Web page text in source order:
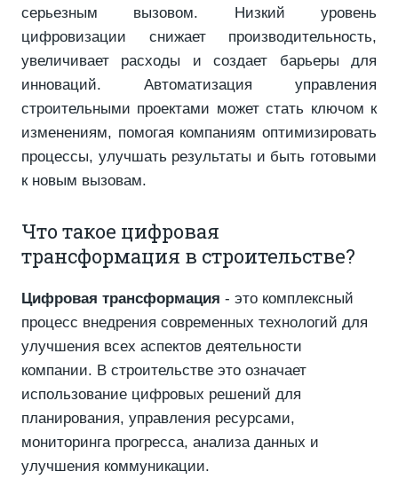
серьезным вызовом. Низкий уровень
цифровизации снижает производительность,
увеличивает расходы и создает барьеры для
инноваций. Автоматизация управления
строительными проектами может стать ключом к
изменениям, помогая компаниям оптимизировать
процессы, улучшать результаты и быть готовыми
к новым вызовам.
Что такое цифровая
трансформация в строительстве?
Цифровая трансформация - это комплексный
процесс внедрения современных технологий для
улучшения всех аспектов деятельности
компании. В строительстве это означает
использование цифровых решений для
планирования, управления ресурсами,
мониторинга прогресса, анализа данных и
улучшения коммуникации.